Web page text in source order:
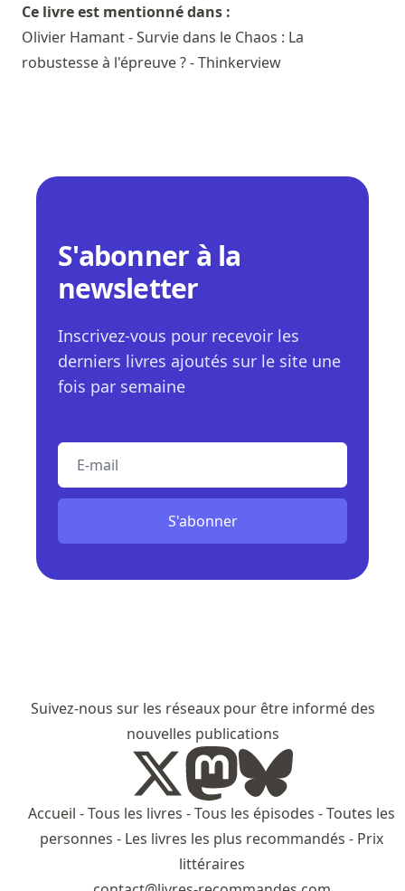
Ce livre est mentionné dans :
Olivier Hamant - Survie dans le Chaos : La
robustesse à l'épreuve ? - Thinkerview
S'abonner à la
newsletter
Inscrivez-vous pour recevoir les
derniers livres ajoutés sur le site une
fois par semaine
E-mail
S'abonner
Suivez-nous sur les réseaux pour être informé des
nouvelles publications
Accueil -Tous les livres -Tous les épisodes -Toutes les
personnes - Les livres les plus recommandés - Prix
littéraires